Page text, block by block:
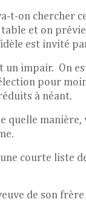
t-on chercher
table et on
est invité
un impair. On
pour
à néant.
quelle manière,
une courte liste
de son